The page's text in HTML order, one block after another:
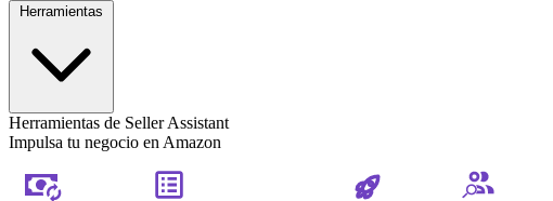
Herramientas de Seller Assistant
Impulsa tu negocio en Amazon